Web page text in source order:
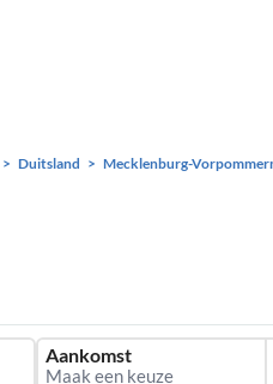
Duitsland Mecklenburg-
Aankomst